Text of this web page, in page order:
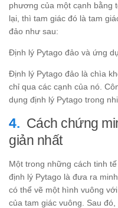
phương của một cạnh bằng
lại, thì tam giác đó là tam
đảo như sau:
Định lý Pytago đảo và ứng
Định lý Pytago đảo là chìa
chỉ qua các cạnh của nó.
dụng định lý Pytago trong
Cách chứng
giản nhất
Một trong những cách tinh
định lý Pytago là đưa ra
có thể vẽ một hình vuông
của tam giác vuông. Sau